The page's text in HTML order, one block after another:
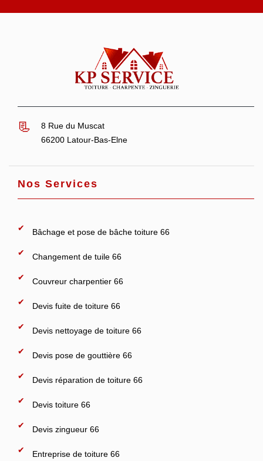
8 Rue du Muscat
66200 Latour-Bas-Elne
Nos Services
Bâchage et pose de bâche toiture 66
Changement de tuile 66
Couvreur charpentier 66
Devis fuite de toiture 66
Devis nettoyage de toiture 66
Devis pose de gouttière 66
Devis réparation de toiture 66
Devis toiture 66
Devis zingueur 66
Entreprise de toiture 66